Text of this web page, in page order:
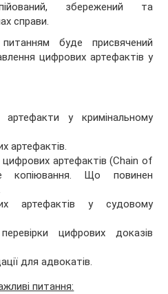
збережений та
справи.
буде присвячений
цифрових артефактів у
у кримінальному
артефактів.
артефактів (Chain of
копіювання. Що повинен
артефактів у судовому
цифрових доказів
для адвокатів.
питання: